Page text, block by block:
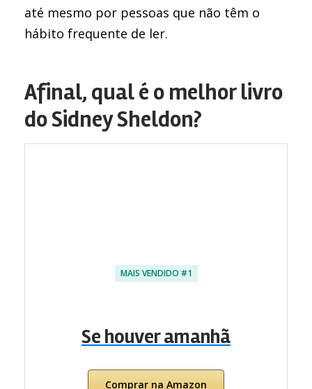
até mesmo por pessoas que não têm o
hábito frequente de ler.
Afinal, qual é o melhor livro
do Sidney Sheldon?
MAIS VENDIDO #1
Se houver amanhã
Comprar na Amazon